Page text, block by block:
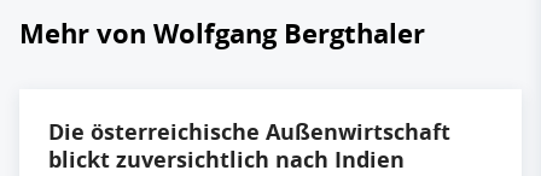
Mehr von Wolfgang Bergthaler
Die österreichische Außenwirtschaft
blickt zuversichtlich nach Indien